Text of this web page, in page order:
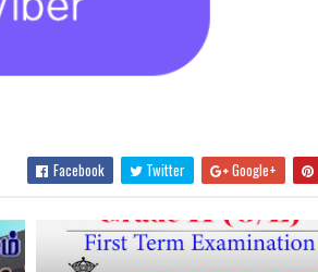
Facebook Twitter Google+